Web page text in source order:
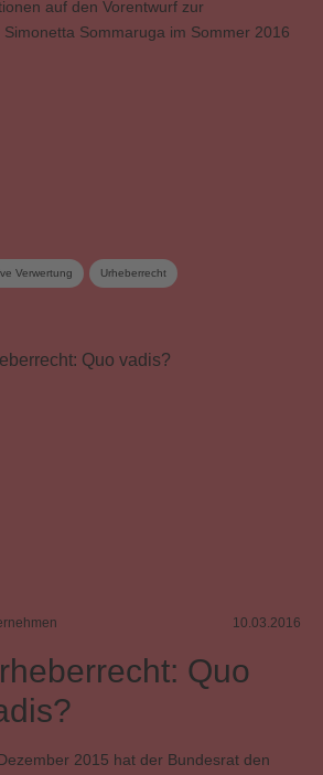
auf den Vorentwurf zur
Sommaruga im Sommer 2016
Verwertung Urheberrecht
10.03.2016
Quo
2015 hat der Bundesrat den